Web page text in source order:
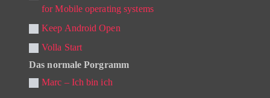
for Mobile operating systems
Keep Android Open
Volla Start
Das normale Porgramm
Marc – Ich bin ich